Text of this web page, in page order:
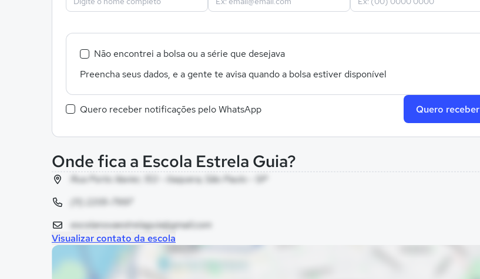
Não encontrei a bolsa ou a série que desejava
Preencha seus dados, e a gente te avisa quando a bolsa estiver disponível
Quero receber notificações pelo WhatsApp Quero receber
Onde fica a Escola Estrela Guia?
Rua Porto Xavier, 153 - itaquera, São Paulo - SP
(11) 2205-7997
escolanovaestrelaguia@gmail.com
Visualizar contato da escola